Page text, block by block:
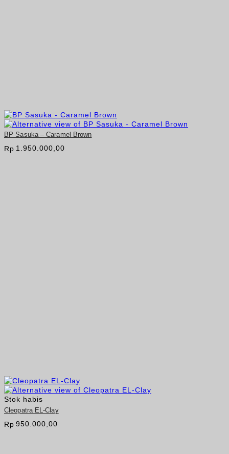
BP Sasuka – Caramel Brown
Rp 1.950.000,00
Stok habis
Cleopatra EL-Clay
Rp 950.000,00